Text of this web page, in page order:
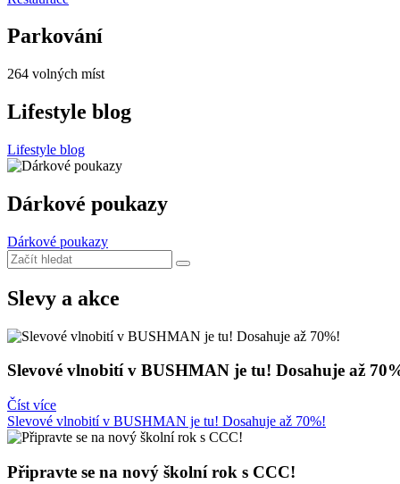
Parkování
264 volných míst
Lifestyle blog
Lifestyle blog
Dárkové poukazy
Dárkové poukazy
Slevy a akce
Slevové vlnobití v BUSHMAN je tu! Dosahuje až
Číst více
Slevové vlnobití v BUSHMAN je tu! Dosahuje až 70%!
Připravte se na nový školní rok s CCC!